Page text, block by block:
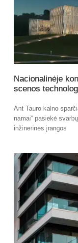
Nacionalinėje
scenos
Ant Tauro kalno
namai“ pasiekė
inžinerinės įrangos